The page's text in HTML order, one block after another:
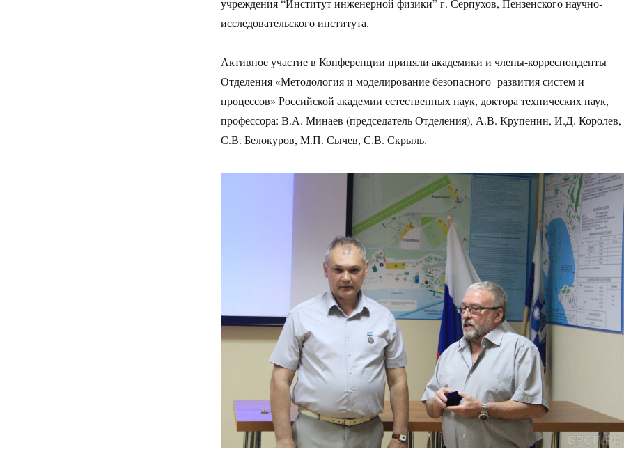
учреждения “Институт инженерной физики” г. Серпухов, Пензенского научно-
исследовательского института.
Активное участие в Конференции приняли академики и члены-корреспонденты
Отделения «Методология и моделирование безопасного развития систем и
процессов» Российской академии естественных наук, доктора технических наук,
профессора: В.А. Минаев (председатель Отделения), А.В. Крупенин, И.Д. Королев,
С.В. Белокуров, М.П. Сычев, С.В. Скрыль.